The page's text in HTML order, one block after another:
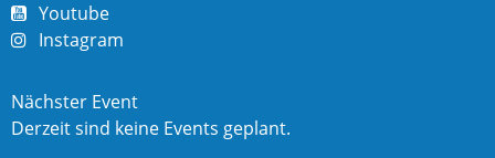
Youtube
Instagram
Nächster Event
Derzeit sind keine Events geplant.